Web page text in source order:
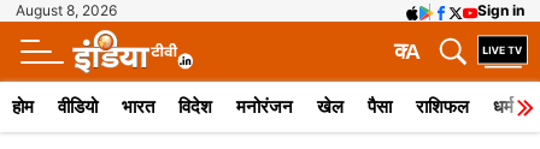
August 8, 2026 Sign in
A
क
होम वीडियो भारत विदेश मनोरंजन खेल पैसा राशिफल धर्म